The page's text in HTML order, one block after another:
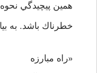
همين پيچيدگي نحوه
خطرناك باشد. به
«راه مبارزه